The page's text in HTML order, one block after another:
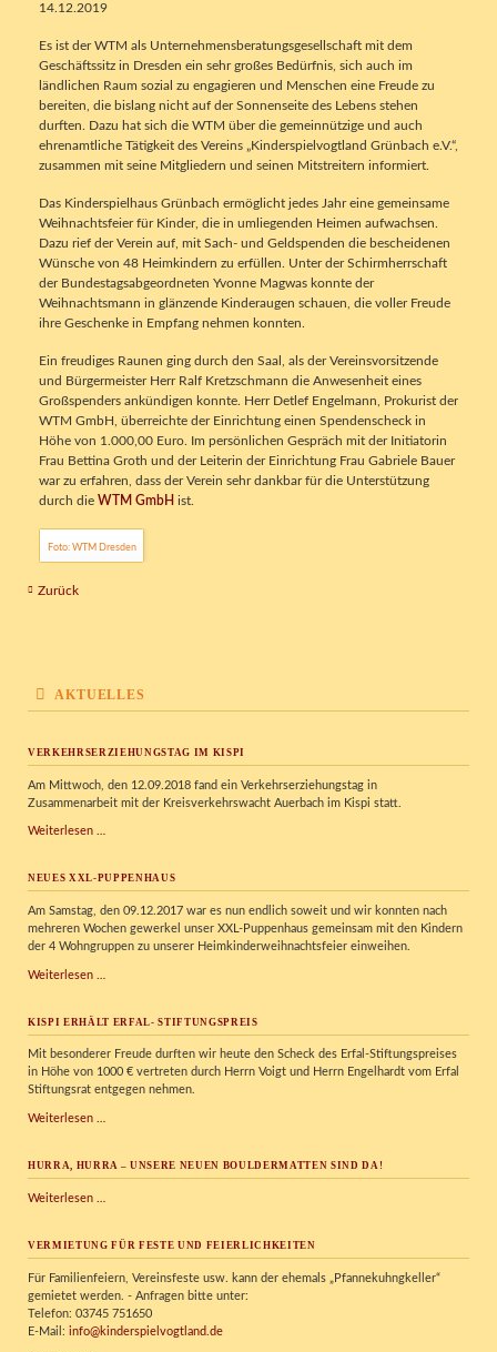
14.12.2019
Es ist der WTM als Unternehmensberatungsgesellschaft mit dem
Geschäftssitz in Dresden ein sehr großes Bedürfnis, sich auch im
ländlichen Raum sozial zu engagieren und Menschen eine Freude zu
bereiten, die bislang nicht auf der Sonnenseite des Lebens stehen
durften. Dazu hat sich die WTM über die gemeinnützige und auch
ehrenamtliche Tätigkeit des Vereins „Kinderspielvogtland Grünbach e.V.“,
zusammen mit seine Mitgliedern und seinen Mitstreitern informiert.
Das Kinderspielhaus Grünbach ermöglicht jedes Jahr eine gemeinsame
Weihnachtsfeier für Kinder, die in umliegenden Heimen aufwachsen.
Dazu rief der Verein auf, mit Sach- und Geldspenden die bescheidenen
Wünsche von 48 Heimkindern zu erfüllen. Unter der Schirmherrschaft
der Bundestagsabgeordneten Yvonne Magwas konnte der
Weihnachtsmann in glänzende Kinderaugen schauen, die voller Freude
ihre Geschenke in Empfang nehmen konnten.
Ein freudiges Raunen ging durch den Saal, als der Vereinsvorsitzende
und Bürgermeister Herr Ralf Kretzschmann die Anwesenheit eines
Großspenders ankündigen konnte. Herr Detlef Engelmann, Prokurist der
WTM GmbH, überreichte der Einrichtung einen Spendenscheck in
Höhe von 1.000,00 Euro. Im persönlichen Gespräch mit der Initiatorin
Frau Bettina Groth und der Leiterin der Einrichtung Frau Gabriele Bauer
war zu erfahren, dass der Verein sehr dankbar für die Unterstützung
durch die WTM GmbH ist.
Foto: WTM Dresden
Zurück
AKTUELLES
VERKEHRSERZIEHUNGSTAG IM KISPI
Am Mittwoch, den 12.09.2018 fand ein Verkehrserziehungstag in
Zusammenarbeit mit der Kreisverkehrswacht Auerbach im Kispi statt.
Weiterlesen …
NEUES XXL-PUPPENHAUS
Am Samstag, den 09.12.2017 war es nun endlich soweit und wir konnten nach
mehreren Wochen gewerkel unser XXL-Puppenhaus gemeinsam mit den Kindern
der 4 Wohngruppen zu unserer Heimkinderweihnachtsfeier einweihen.
Weiterlesen …
KISPI ERHÄLT ERFAL- STIFTUNGSPREIS
Mit besonderer Freude durften wir heute den Scheck des Erfal-Stiftungspreises
in Höhe von 1000 € vertreten durch Herrn Voigt und Herrn Engelhardt vom Erfal
Stiftungsrat entgegen nehmen.
Weiterlesen …
Stiftungspreis
HURRA, HURRA – UNSERE NEUEN BOULDERMATTEN SIND DA!
Weiterlesen …
unsere
Bouldermatten
sind
da!
VERMIETUNG FÜR FESTE UND FEIERLICHKEITEN
Für Familienfeiern, Vereinsfeste usw. kann der ehemals „Pfannekuhngkeller“
gemietet werden. - Anfragen bitte unter:
Telefon: 03745 751650
E-Mail: info@kinderspielvogtland.de